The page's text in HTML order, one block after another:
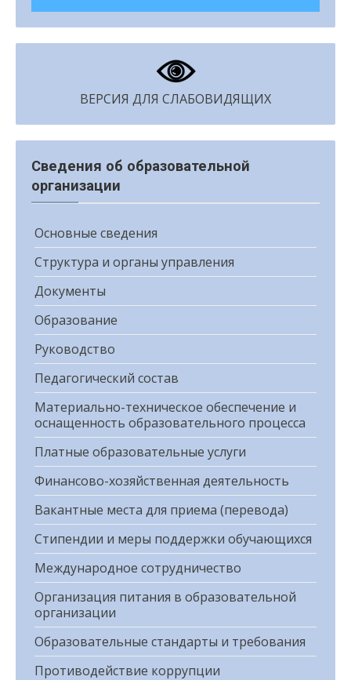
ВЕРСИЯ ДЛЯ СЛАБОВИДЯЩИХ
Сведения об образовательной
организации
Основные сведения
Структура и органы управления
Документы
Образование
Руководство
Педагогический состав
Материально-техническое обеспечение и
оснащенность образовательного процесса
Платные образовательные услуги
Финансово-хозяйственная деятельность
Вакантные места для приема (перевода)
Стипендии и меры поддержки обучающихся
Международное сотрудничество
Организация питания в образовательной
организации
Образовательные стандарты и требования
Противодействие коррупции